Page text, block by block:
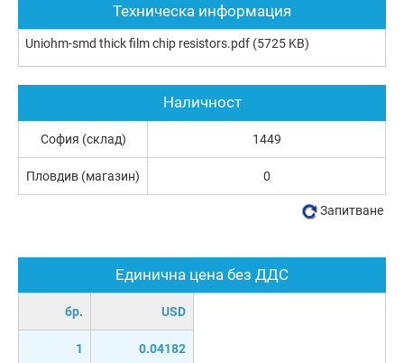
Техническа информация
Uniohm-smd thick film chip resistors.pdf (5725 KB)
Единична цена без ДДС
бр. USD
1 0.04182
Наличност
София (склад) 1449
Пловдив (магазин) 0
Запитване